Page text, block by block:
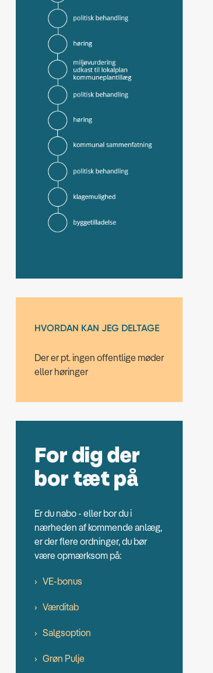
HVORDAN KAN JEG DELTAGE
Der er pt. ingen offentlige møder
eller høringer
For dig der
bor tæt på
Er du nabo - eller bor du i
nærheden af kommende anlæg,
er der flere ordninger, du bør
være opmærksom på:
VE-bonus
Værditab
Salgsoption
Grøn Pulje